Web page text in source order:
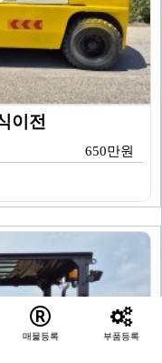
이전
650만원
매물등록 부품등록